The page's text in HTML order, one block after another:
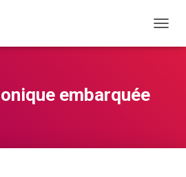
embarquée